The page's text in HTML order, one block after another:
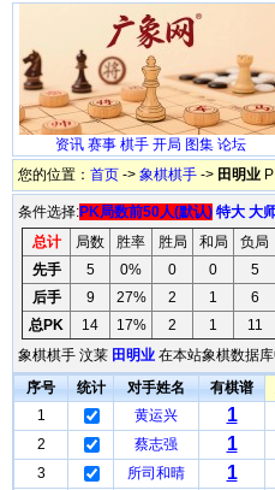
资讯 赛事 棋手 开局 图集 论坛
您的位置： 首页 -> 象棋棋手 -> 田明业
条件选择:PK局数前50人(默认) 特大 大
总计
局数 胜率 胜局 和局
负局
先手
5 0% 0 0
5
后手
9 27% 2 1
6
总PK
14 17% 2 1
11
象棋棋手 汶莱 田明业 在本站象棋数据
序号
统计 对手姓名 有棋谱
1
黄运兴 1
2
蔡志强 1
3
所司和晴 1